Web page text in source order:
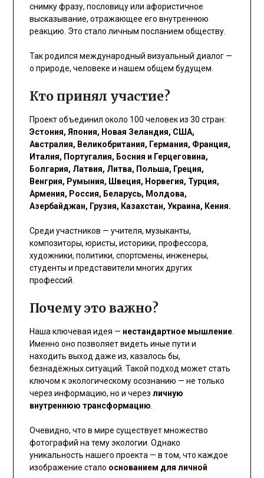
снимку фразу, пословицу или афористичное
высказывание, отражающее его внутреннюю
реакцию. Это стало личным посланием обществу.
Так родился международный визуальный диалог —
о природе, человеке и нашем общем будущем.
Кто принял участие?
Проект объединил около 100 человек из 30 стран:
Эстония, Япония, Новая Зеландия, США,
Австралия, Великобритания, Германия, Франция,
Италия, Португалия, Босния и Герцеговина,
Болгария, Латвия, Литва, Польша, Греция,
Венгрия, Румыния, Швеция, Норвегия, Турция,
Армения, Россия, Беларусь, Молдова,
Азербайджан, Грузия, Казахстан, Украина, Кения.
Среди участников — учителя, музыканты,
композиторы, юристы, историки, профессора,
художники, политики, спортсмены, инженеры,
студенты и представители многих других
профессий.
Почему это важно?
Наша ключевая идея — нестандартное мышление.
Именно оно позволяет видеть иные пути и
находить выход даже из, казалось бы,
безнадёжных ситуаций. Такой подход может стать
ключом к экологическому осознанию — не только
через информацию, но и через личную
внутреннюю трансформацию
Очевидно, что в мире существует множество
фотографий на тему экологии. Однако
уникальность нашего проекта — в том, что каждое
изображение стало основанием для личной